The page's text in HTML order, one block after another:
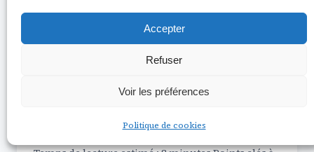
Accepter
Refuser
Voir les préférences
Politique de cookies
11 min de lecture
nomade digital par catégorie